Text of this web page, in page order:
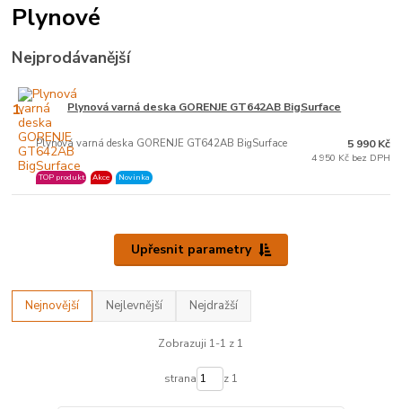
Plynové
Nejprodávanější
1. Plynová varná deska GORENJE GT642AB BigSurface
Plynová varná deska GORENJE GT642AB BigSurface
TOP produkt Akce Novinka
5 990 Kč
4 950 Kč bez DPH
Upřesnit parametry
Nejnovější Nejlevnější Nejdražší
Zobrazuji 1-1 z 1
strana z 1